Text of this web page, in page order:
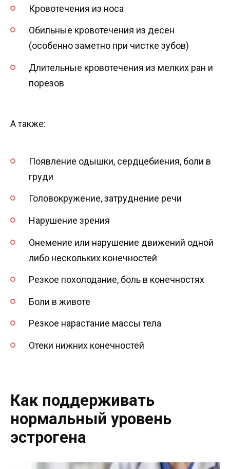
Кровотечения из носа
Обильные кровотечения из десен
(особенно заметно при чистке зубов)
Длительные кровотечения из мелких ран и
порезов
А также:
Появление одышки, сердцебиения, боли в
груди
Головокружение, затруднение речи
Нарушение зрения
Онемение или нарушение движений одной
либо нескольких конечностей
Резкое похолодание, боль в конечностях
Боли в животе
Резкое нарастание массы тела
Отеки нижних конечностей
Как поддерживать
нормальный уровень
эстрогена